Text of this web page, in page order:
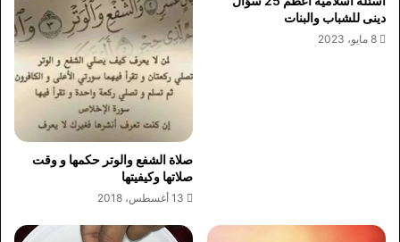
دينى للشباب والبنات
8 مايو، 2023
صلاة الشفع والوتر حكمها و وقت
صلاتها وكيفيتها
13 أغسطس، 2018